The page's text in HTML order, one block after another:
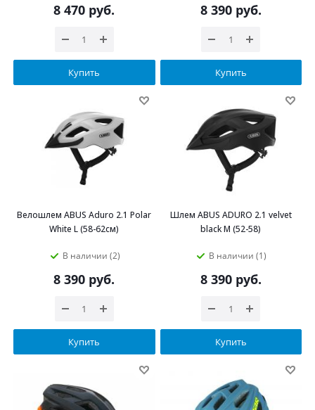
8 470 руб.
Купить
8 390руб.
Купить
Велошлем ABUS Aduro 2.1 Polar
White L (58-62см)
В наличии (2)
8 390 руб.
Купить
Шлем ABUS ADURO 2.1 velvet
black M (52-58)
В наличии (1)
8 390руб.
Купить